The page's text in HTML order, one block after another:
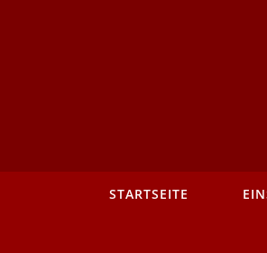
STARTSEITE